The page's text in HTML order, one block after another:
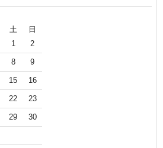
土 日
1 2
8 9
15 16
22 23
29 30